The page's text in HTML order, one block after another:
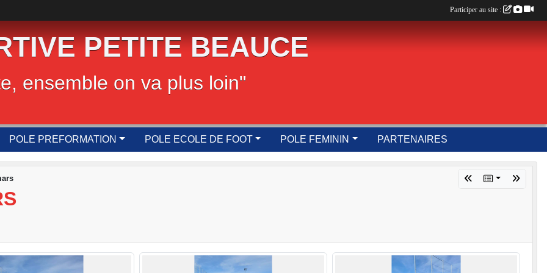
PETITE BEAUCE
ensemble on va plus loin"
POLE PREFORMATION POLE ECOLE DE FOOT POLE FEMININ PARTENAIRES
Participer au site :